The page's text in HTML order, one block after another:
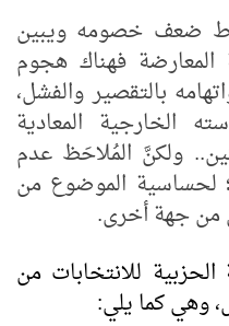
ضعف خصومه ويبين
فهناك هجوم
بالتقصير والفشل،
الخارجية المعادية
ولكنَّ المُلاحَظ عدم
لحساسية الموضوع من
من جهة أخرى.
للانتخابات من
وهي كما يلي: